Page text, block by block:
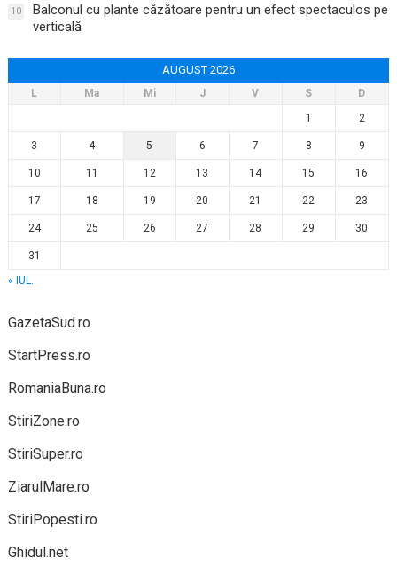
10
Balconul cu plante căzătoare pentru un efect spectaculos pe
verticală
AUGUST 2026
L Ma Mi J V S
D
1
2
3 4 5 6 7 8 9
10 11 12 13 14 15 16
17 18 19 20 21 22 23
24 25 26 27 28 29 30
31
« IUL.
GazetaSud.ro
StartPress.ro
RomaniaBuna.ro
StiriZone.ro
StiriSuper.ro
ZiarulMare.ro
StiriPopesti.ro
Ghidul.net